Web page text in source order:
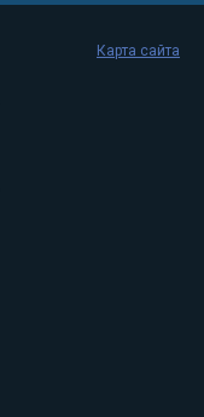
Карта сайта